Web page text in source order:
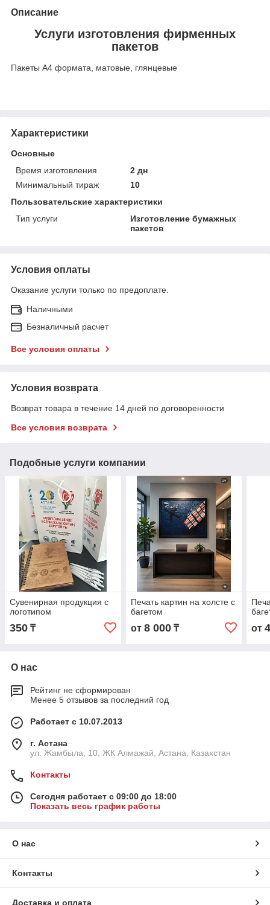
Описание
Услуги изготовления фирменных
пакетов
Пакеты А4 формата, матовые, глянцевые
Характеристики
Основные
Время изготовления
2 дн
Минимальный тираж
10
Пользовательские характеристики
Тип услуги
Изготовление бумажных
пакетов
Условия оплаты
Оказание услуги только по предоплате.
Наличными
Безналичный расчет
Все условия оплаты
Условия возврата
Возврат товара в течение 14 дней по договоренности
Все условия возврата
Подобные услуги компании
Сувенирная продукция с
логотипом
350 ₸
Печать картин на холсте с
багетом
от 8 000₸ от
О нас
Рейтинг не сформирован
Менее 5 отзывов за последний год
Работает с 10.07.2013
г. Астана
ул. Жамбыла, 10, ЖК Алмажай, Астана, Казахстан
Контакты
Сегодня работает с 09:00 до 18:00
Показать весь график работы
О нас
Контакты
Доставка и оплата